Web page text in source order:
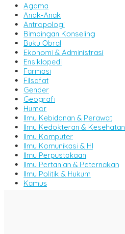
Agama
Anak-Anak
Antropologi
Bimbingan Konseling
Buku Obral
Ekonomi & Administrasi
Ensiklopedi
Farmasi
Filsafat
Gender
Geografi
Humor
Ilmu Kebidanan & Perawat
Ilmu Kedokteran & Kesehatan
Ilmu Komputer
Ilmu Komunikasi & HI
Ilmu Perpustakaan
Ilmu Pertanian & Peternakan
Ilmu Politik & Hukum
Kamus
Kitab